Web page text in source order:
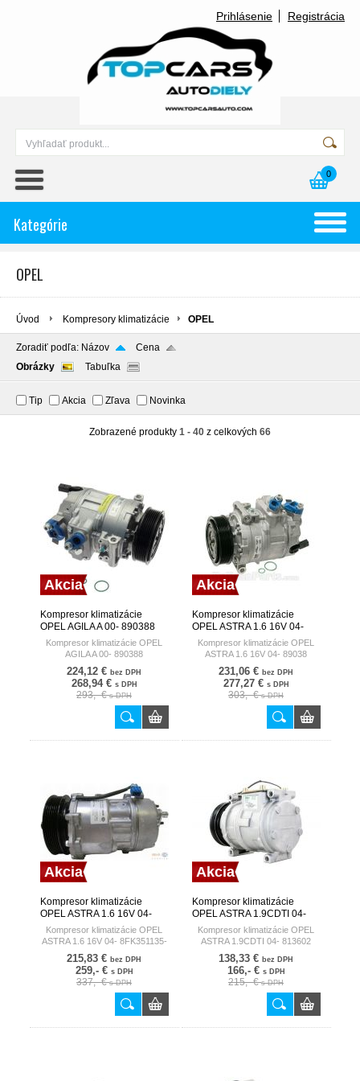
Prihlásenie Registrácia
0
Kategórie
OPEL
Úvod Kompresory klimatizácie OPEL
Zoradiť podľa: Názov
Cena
Obrázky
Tabuľka
Tip Akcia Zľava Novinka
Zobrazené produkty 1 - 40 z celkových 66
Akcia
Kompresor klimatizácie
OPEL AGILA A 00- 890388
NISSENS DENMARK
Kompresor klimatizácie OPEL
AGILA A 00- 890388
224,12 € bez DPH
268,94 € s DPH
293,- €s DPH
Akcia
Kompresor klimatizácie
OPEL ASTRA 1.6 16V 04-
89038 NISSENS DENMARK
Kompresor klimatizácie OPEL
ASTRA 1.6 16V 04- 89038
231,06 € bez DPH
277,27 € s DPH
303,- €s DPH
Akcia
Kompresor klimatizácie
OPEL ASTRA 1.6 16V 04-
8FK351135-801 HELLA
GERMANY
Kompresor klimatizácie OPEL
ASTRA 1.6 16V 04- 8FK351135-
801
215,83 € bez DPH
259,- € s DPH
337,- €s DPH
Akcia
Kompresor klimatizácie
OPEL ASTRA 1.9CDTI 04-
813602 VALEO FRANCE
Kompresor klimatizácie OPEL
ASTRA 1.9CDTI 04- 813602
138,33 € bez DPH
166,- € s DPH
215,- €s DPH